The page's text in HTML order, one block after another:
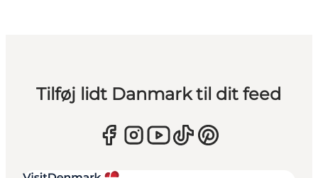
Tilføj lidt Danmark til dit feed